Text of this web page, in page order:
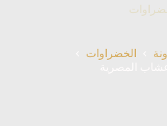
الخضراوات